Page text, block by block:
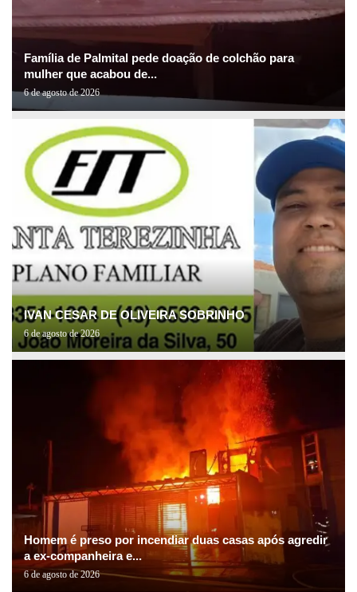
Família de Palmital pede doação de colchão para
mulher que acabou de...
6 de agosto de 2026
IVAN CESAR DE OLIVEIRA SOBRINHO
6 de agosto de 2026
Homem é preso por incendiar duas casas após agredir
a ex-companheira e...
6 de agosto de 2026